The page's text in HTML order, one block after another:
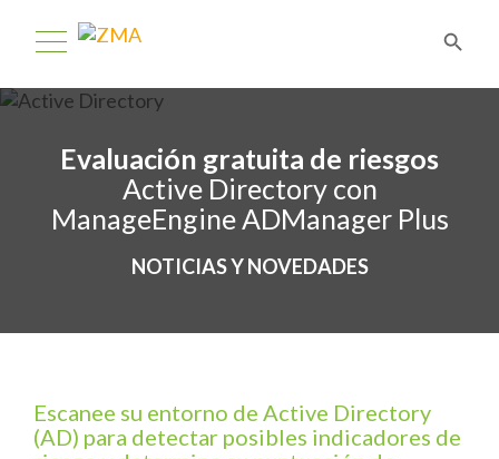
Evaluación gratuita de riesgos
Active Directory con
ManageEngine ADManager Plus
NOTICIAS Y NOVEDADES
Escanee su entorno de Active Directory
(AD) para detectar posibles indicadores de